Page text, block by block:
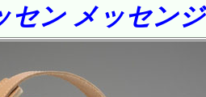
セン メッセン